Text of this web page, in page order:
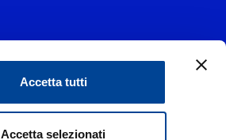
Accetta tutti
Accetta selezionati